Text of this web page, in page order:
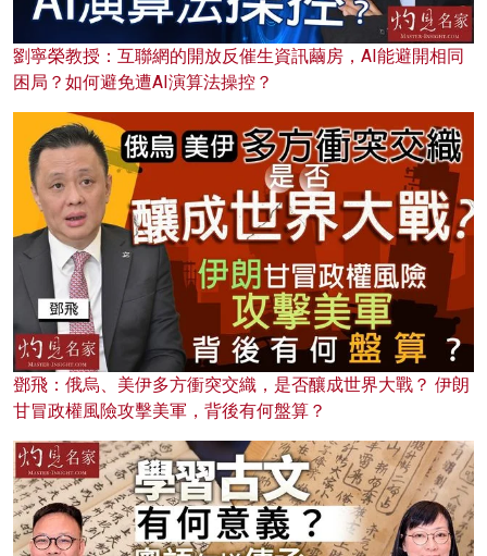
劉寧榮教授：互聯網的開放反催生資訊繭房，AI能避開相同
困局？如何避免遭AI演算法操控？
鄧飛：俄烏、美伊多方衝突交織，是否釀成世界大戰？ 伊朗
甘冒政權風險攻擊美軍，背後有何盤算？